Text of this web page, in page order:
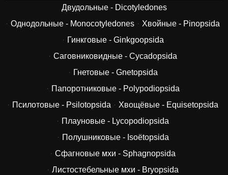
Двудольные - Dicotyledones
Однодольные - Monocotyledones
Хвойные - Pinopsida
Гинкговые - Ginkgoopsida
Саговниковидные - Cycadopsida
Гнетовые - Gnetopsida
Папоротниковые - Polypodiopsida
Псилотовые - Psilotopsida
Хвощёвые - Equisetopsida
Плауновые - Lycopodiopsida
Полушниковые - Isoëtopsida
Сфагновые мхи - Sphagnopsida
Листостебельные мхи - Bryopsida